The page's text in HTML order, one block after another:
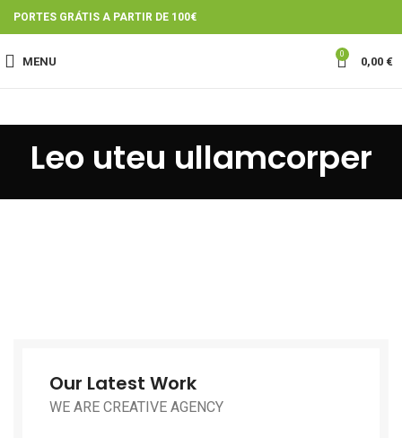
PORTES GRÁTIS A PARTIR DE 100€
MENU
0
0,00 €
Leo uteu ullamcorper
Our Latest Work
WE ARE CREATIVE AGENCY